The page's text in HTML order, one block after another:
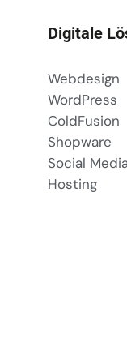
Digitale
Webdesign
WordPress
ColdFusion
Shopware
Social
Hosting